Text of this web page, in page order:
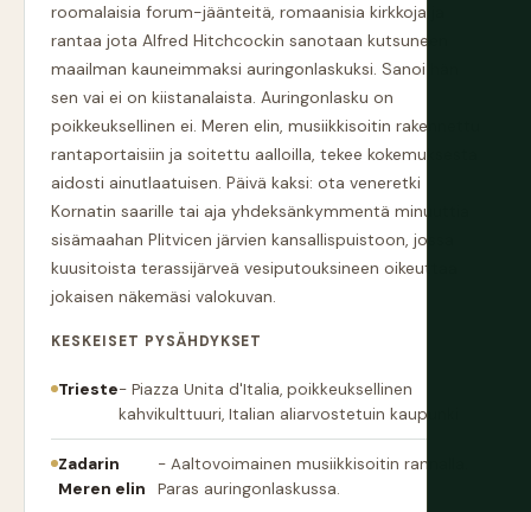
roomalaisia forum-jäänteitä, romaanisia kirkkoja ja
rantaa jota Alfred Hitchcockin sanotaan kutsuneen
maailman kauneimmaksi auringonlaskuksi. Sanoi hän
sen vai ei on kiistanalaista. Auringonlasku on
poikkeuksellinen ei. Meren elin, musiikkisoitin rakennettu
rantaportaisiin ja soitettu aalloilla, tekee kokemuksesta
aidosti ainutlaatuisen. Päivä kaksi: ota veneretki
Kornatin saarille tai aja yhdeksänkymmentä minuuttia
sisämaahan Plitvicen järvien kansallispuistoon, jossa
kuusitoista terassijärveä vesiputouksineen oikeuttaa
jokaisen näkemäsi valokuvan.
KESKEISET PYSÄHDYKSET
Trieste- Piazza Unita d'Italia, poikkeuksellinen
kahvikulttuuri, Italian aliarvostetuin kaupunki
Zadarin
Meren elin
- Aaltovoimainen musiikkisoitin rannalla.
Paras auringonlaskussa.